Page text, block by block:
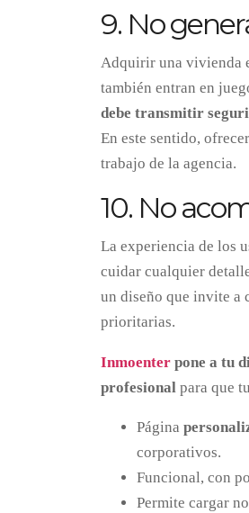
9. No
Adquirir una vivienda
también entran en
debe transmitir
En este sentido,
trabajo de la agencia.
10. No
La experiencia de los
cuidar cualquier
un diseño que invite a
prioritarias.
Inmoenter pone a tu
profesional para que
Página
corporativos.
Funcional, con
Permite cargar